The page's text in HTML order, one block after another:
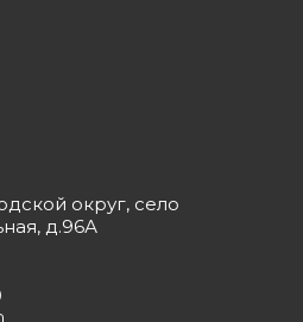
округ, село
д.96А